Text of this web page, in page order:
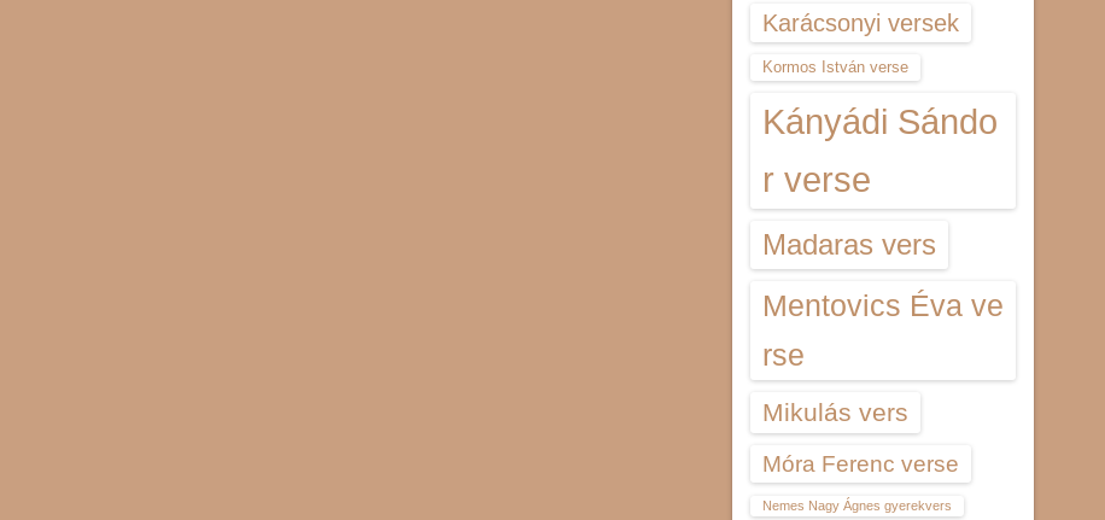
Karácsonyi versek
Kormos István verse
Kányádi Sándo
r verse
Madaras vers
Mentovics Éva ve
rse
Mikulás vers
Móra Ferenc verse
Nemes Nagy Ágnes gyerekvers